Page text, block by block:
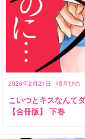
2026年2月21日 晴月ぴの
こいつとキスなんて
【合冊版】 下巻